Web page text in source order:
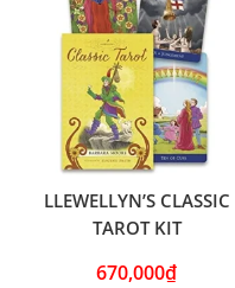
LLEWELLYN’S CLASSIC
TAROT KIT
670,000₫